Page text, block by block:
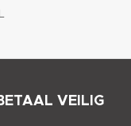
VEILIG